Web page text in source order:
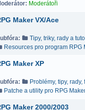
Moderátoři
Maker VX/Ace
Tipy, triky, rady a
Resources pro program RPG
Maker XP
Problémy, tipy,
Patche a utility pro RPG
Maker 2000/2003